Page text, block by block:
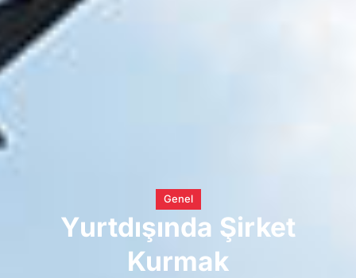
Genel
Yurtdışında Şirket
Kurmak